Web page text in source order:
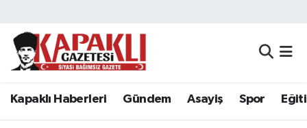
Kapaklı Haberleri Gündem Asayiş Spor
Kapaklı Haberleri
Asayiş
Tekirdağ Nöbetçi Eczaneler
Tekirdağ Namaz Vakitleri